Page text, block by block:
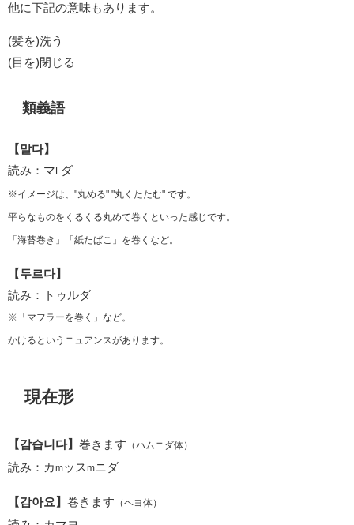
他に下記の意味もあります。
(髪を)洗う
(目を)閉じる
類義語
【말다】
読み：マ
ダ
※イメージは、"丸める" "丸くたたむ" です。
平らなものをくるくる丸めて巻くといった感じです。
「海苔巻き」「紙たばこ」を巻くなど。
【두르다】
読み：トゥルダ
※「マフラーを巻く」など。
かけるというニュアンスがあります。
現在形
【감습니다】 巻きます （ハムニダ体）
読み：カmッスmニダ
【감아요】 巻きます （ヘヨ体）